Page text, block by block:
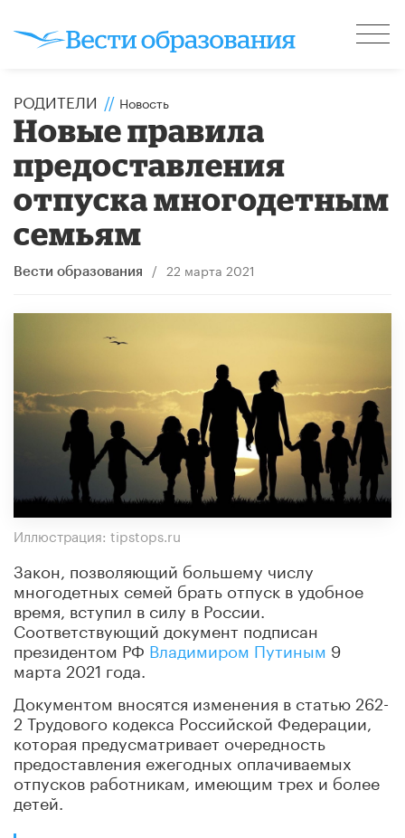
РОДИТЕЛИ // Новость
Новые правила
предоставления
отпуска многодетным
семьям
Вести образования / 22 марта 2021
Иллюстрация: tipstops.ru
Закон, позволяющий большему числу
многодетных семей брать отпуск в удобное
время, вступил в силу в России.
Соответствующий документ подписан
президентом РФ Владимиром Путиным 9
марта 2021 года.
Документом вносятся изменения в статью 262-
2 Трудового кодекса Российской Федерации,
которая предусматривает очередность
предоставления ежегодных оплачиваемых
отпусков работникам, имеющим трех и более
детей.